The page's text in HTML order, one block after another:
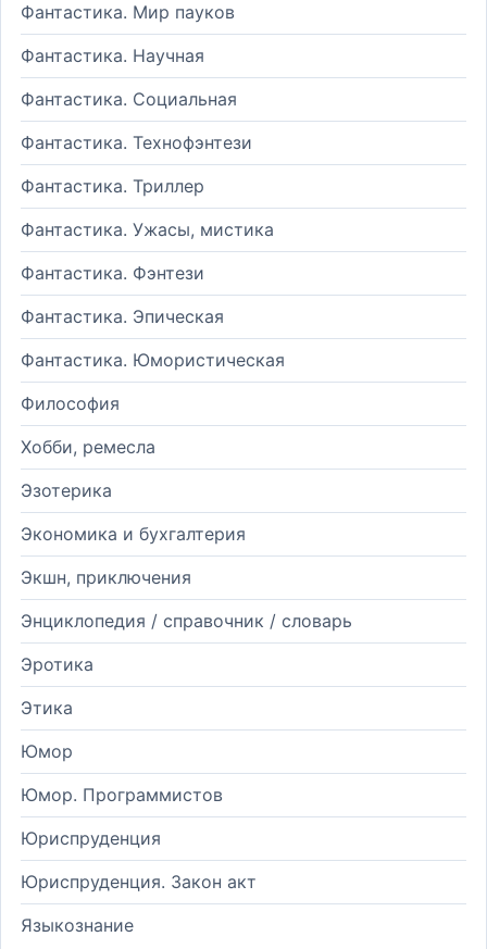
Фантастика. Мир пауков
Фантастика. Научная
Фантастика. Социальная
Фантастика. Технофэнтези
Фантастика. Триллер
Фантастика. Ужасы, мистика
Фантастика. Фэнтези
Фантастика. Эпическая
Фантастика. Юмористическая
Философия
Хобби, ремесла
Эзотерика
Экономика и бухгалтерия
Экшн, приключения
Энциклопедия / справочник / словарь
Эротика
Этика
Юмор
Юмор. Программистов
Юриспруденция
Юриспруденция. Закон акт
Языкознание